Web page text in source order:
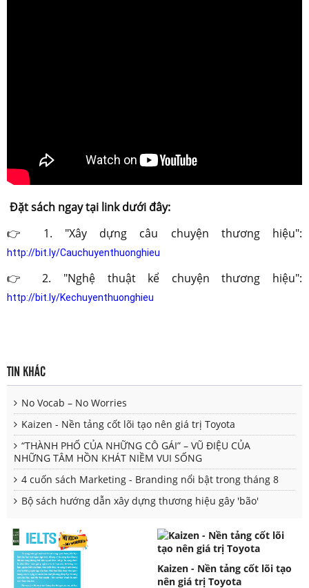
Đặt sách ngay tại link dưới đây:
👉 1. "Xây dựng câu chuyện thương hiệu":
http://bit.ly/Cauchuyenthuonghieu
👉 2. "Nghệ thuật kể chuyện thương hiệu":
http://bit.ly/Kechuyenthuonghieu
TIN KHÁC
No Vocab – No Worries
Kaizen - Nền tảng cốt lõi tạo nên giá trị Toyota
“THÀNH PHỐ CỦA NHỮNG CÔ GÁI” – VŨ ĐIỆU CỦA
NHỮNG TÂM HỒN KHÁT NIỀM VUI SỐNG
4 cuốn sách Marketing - Branding nổi bật trong tháng 8
Bộ sách hướng dẫn xây dựng thương hiệu gây 'bão'
Kaizen - Nền tảng cốt lõi tạo
nên giá trị Toyota